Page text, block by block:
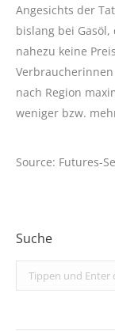
Angesichts der
bislang bei
nahezu keine
nach Region
weniger bzw.
Source: Futures-
Suche
Search: